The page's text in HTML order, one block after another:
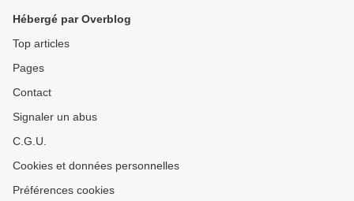
Hébergé par Overblog
Top articles
Pages
Contact
Signaler un abus
C.G.U.
Cookies et données personnelles
Préférences cookies